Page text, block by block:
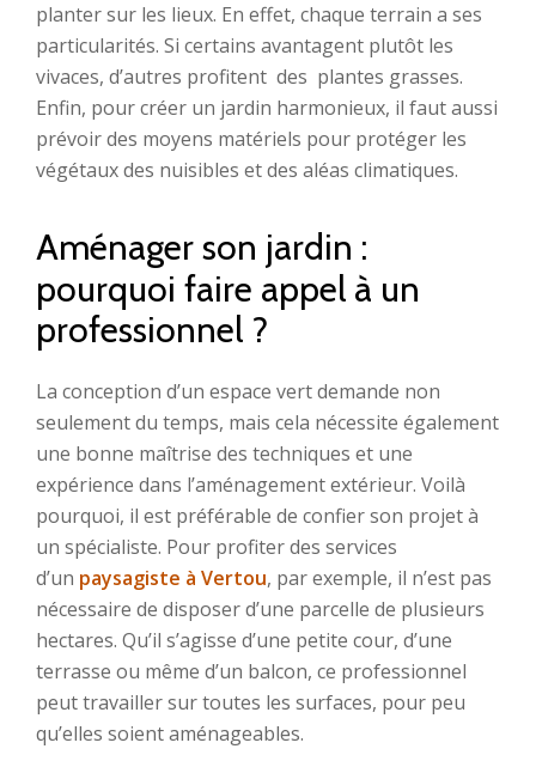
planter sur les lieux. En effet, chaque terrain a ses
particularités. Si certains avantagent plutôt les
vivaces, d’autres profitent des plantes grasses.
Enfin, pour créer un jardin harmonieux, il faut aussi
prévoir des moyens matériels pour protéger les
végétaux des nuisibles et des aléas climatiques.
Aménager son jardin :
pourquoi faire appel à un
professionnel ?
La conception d’un espace vert demande non
seulement du temps, mais cela nécessite également
une bonne maîtrise des techniques et une
expérience dans l’aménagement extérieur. Voilà
pourquoi, il est préférable de confier son projet à
un spécialiste. Pour profiter des services
d’un paysagiste à Vertou, par exemple, il n’est pas
nécessaire de disposer d’une parcelle de plusieurs
hectares. Qu’il s’agisse d’une petite cour, d’une
terrasse ou même d’un balcon, ce professionnel
peut travailler sur toutes les surfaces, pour peu
qu’elles soient aménageables.